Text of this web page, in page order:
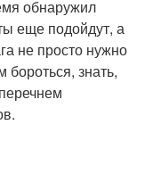
обнаружил
еще подойдут, а
не просто нужно
бороться, знать,